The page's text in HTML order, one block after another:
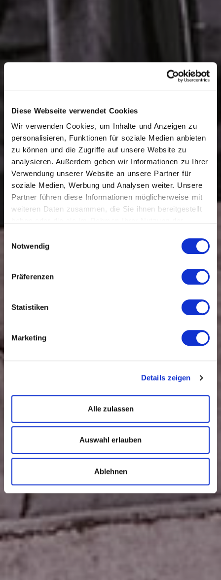
Diese Webseite verwendet Cookies
Wir verwenden Cookies, um Inhalte und Anzeigen zu
personalisieren, Funktionen für soziale Medien anbieten
zu können und die Zugriffe auf unsere Website zu
analysieren. Außerdem geben wir Informationen zu Ihrer
Verwendung unserer Website an unsere Partner für
soziale Medien, Werbung und Analysen weiter. Unsere
Partner führen diese Informationen möglicherweise mit
weiteren Daten zusammen, die Sie ihnen bereitgestellt
Notwendig
Präferenzen
Statistiken
Marketing
Details zeigen
Alle zulassen
Auswahl erlauben
Ablehnen